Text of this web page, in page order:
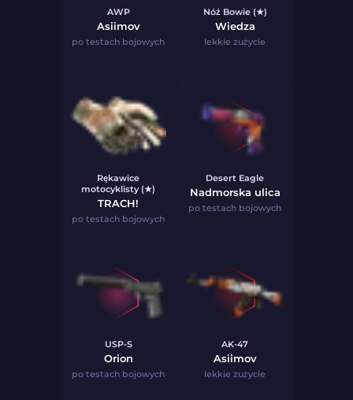
AWP
Asiimov
po testach bojowych
Nóż Bowie (★)
Wiedza
lekkie zużycie
Rękawice
motocyklisty (★)
TRACH!
po testach bojowych
Desert Eagle
Nadmorska ulica
po testach bojowych
USP-S
Orion
po testach bojowych
AK-47
Asiimov
lekkie zużycie